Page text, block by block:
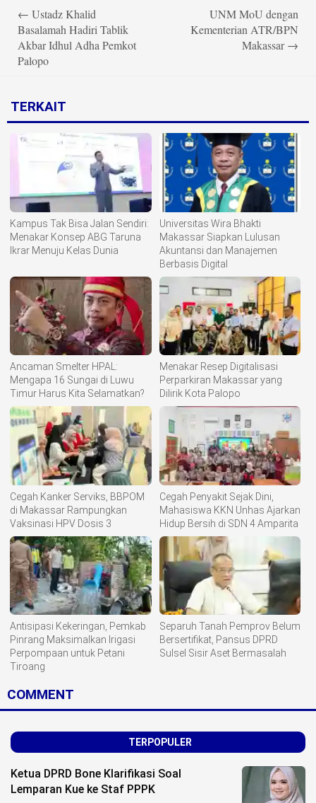
navigation
← Ustadz Khalid
Basalamah Hadiri Tablik
Akbar Idhul Adha Pemkot
Palopo
UNM MoU dengan
Kementerian ATR/BPN
Makassar→
TERKAIT
Kampus Tak Bisa Jalan Sendiri:
Menakar Konsep ABG Taruna
Ikrar Menuju Kelas Dunia
Universitas Wira Bhakti
Makassar Siapkan Lulusan
Akuntansi dan Manajemen
Berbasis Digital
Ancaman Smelter HPAL:
Mengapa 16 Sungai di Luwu
Timur Harus Kita Selamatkan?
Menakar Resep Digitalisasi
Perparkiran Makassar yang
Dilirik Kota Palopo
Cegah Kanker Serviks, BBPOM
di Makassar Rampungkan
Vaksinasi HPV Dosis 3
Cegah Penyakit Sejak Dini,
Mahasiswa KKN Unhas Ajarkan
Hidup Bersih di SDN 4 Amparita
Antisipasi Kekeringan, Pemkab
Pinrang Maksimalkan Irigasi
Perpompaan untuk Petani
Tiroang
Separuh Tanah Pemprov Belum
Bersertifikat, Pansus DPRD
Sulsel Sisir Aset Bermasalah
COMMENT
TERPOPULER
Ketua DPRD Bone Klarifikasi Soal
Lemparan Kue ke Staf PPPK